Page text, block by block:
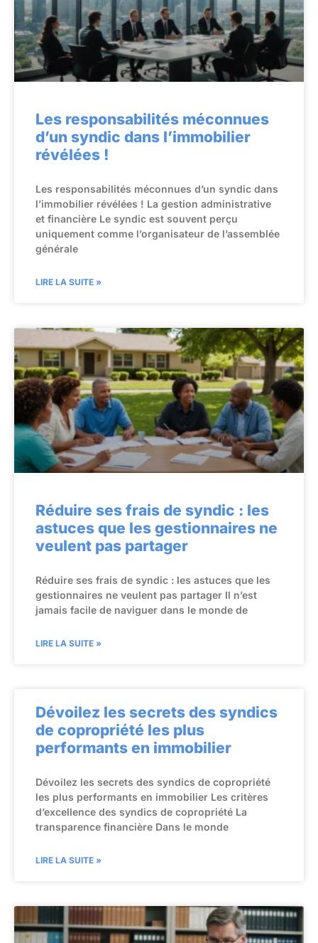
Les responsabilités méconnues
d’un syndic dans l’immobilier
révélées !
Les responsabilités méconnues d’un syndic dans
l’immobilier révélées ! La gestion administrative
et financière Le syndic est souvent perçu
uniquement comme l’organisateur de l’assemblée
générale
LIRE LA SUITE »
Réduire ses frais de syndic : les
astuces que les gestionnaires ne
veulent pas partager
Réduire ses frais de syndic : les astuces que les
gestionnaires ne veulent pas partager Il n’est
jamais facile de naviguer dans le monde de
LIRE LA SUITE »
Dévoilez les secrets des syndics
de copropriété les plus
performants en immobilier
Dévoilez les secrets des syndics de copropriété
les plus performants en immobilier Les critères
d’excellence des syndics de copropriété La
transparence financière Dans le monde
LIRE LA SUITE »